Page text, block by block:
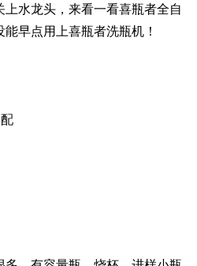
水龙头，来看一看喜瓶者全自
早点用上喜瓶者洗瓶机！